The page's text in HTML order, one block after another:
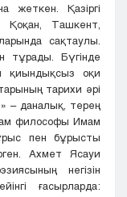
жеткен. Қазіргі
Ташкент,
сақтаулы.
тұрады. Бүгінде
қиындықсыз оқи
тарихи әрі
– даналық, терең
философы Имам
пен бұрысты
Ахмет Ясауи
негізін
ғасырларда: